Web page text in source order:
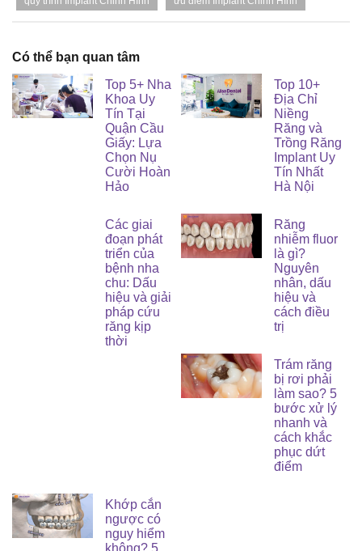
Có thể bạn quan tâm
Top 5+ Nha
Khoa Uy
Tín Tại
Quận Cầu
Giấy: Lựa
Chọn Nụ
Cười Hoàn
Hảo
Top 10+
Địa Chỉ
Niềng
Răng và
Trồng Răng
Implant Uy
Tín Nhất
Hà Nội
Các giai
đoạn phát
triển của
bệnh nha
chu: Dấu
hiệu và giải
pháp cứu
răng kịp
thời
Răng
nhiễm fluor
là gì?
Nguyên
nhân, dấu
hiệu và
cách điều
trị
Trám răng
bị rơi phải
làm sao? 5
bước xử lý
nhanh và
cách khắc
phục dứt
điểm
Khớp cắn
ngược có
nguy hiểm
không? 5